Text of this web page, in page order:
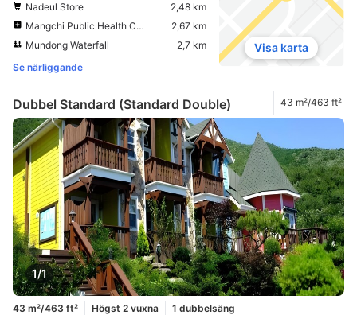
Nadeul Store
2,48 km
Mangchi Public Health Center
2,67 km
Mundong Waterfall
2,7 km
Se närliggande
Visa karta
Dubbel Standard (Standard Double) 43 m²/463 ft²
1/1
43 m²/463 ft² Högst 2 vuxna
1 dubbelsäng